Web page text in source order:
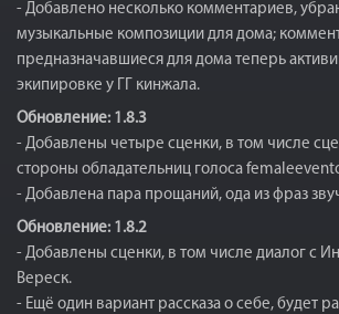
- Добавлено несколько комментариев,
музыкальные композиции для дома;
предназначавшиеся для дома теперь
экипировке у ГГ кинжала.
Обновление: 1.8.3
- Добавлены четыре сценки, в том числе
стороны обладательниц голоса
- Добавлена пара прощаний, ода из фраз
Обновление: 1.8.2
- Добавлены сценки, в том числе диалог с
Вереск.
- Ещё один вариант рассказа о себе, будет